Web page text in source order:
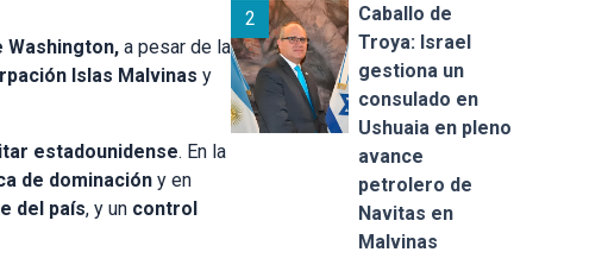
a pesar de la
Islas Malvinas y
estadounidense. En la
de dominación y en
del país, y un control
2
Caballo de
Troya: Israel
gestiona un
consulado en
Ushuaia en pleno
avance
petrolero de
Navitas en
Malvinas